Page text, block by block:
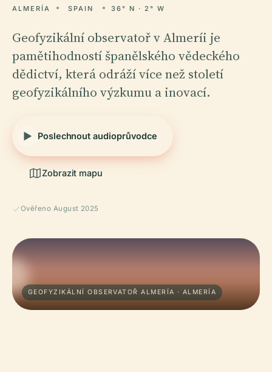
ALMERÍA SPAIN 36° N · 2° W
Geofyzikální observatoř v Almeríi je
pamětihodností španělského vědeckého
dědictví, která odráží více než století
geofyzikálního výzkumu a inovací.
Poslechnout audioprůvodce
Zobrazit mapu
Ověřeno August 2025
GEOFYZIKÁLNÍ OBSERVATOŘ ALMERÍA · ALMERÍA